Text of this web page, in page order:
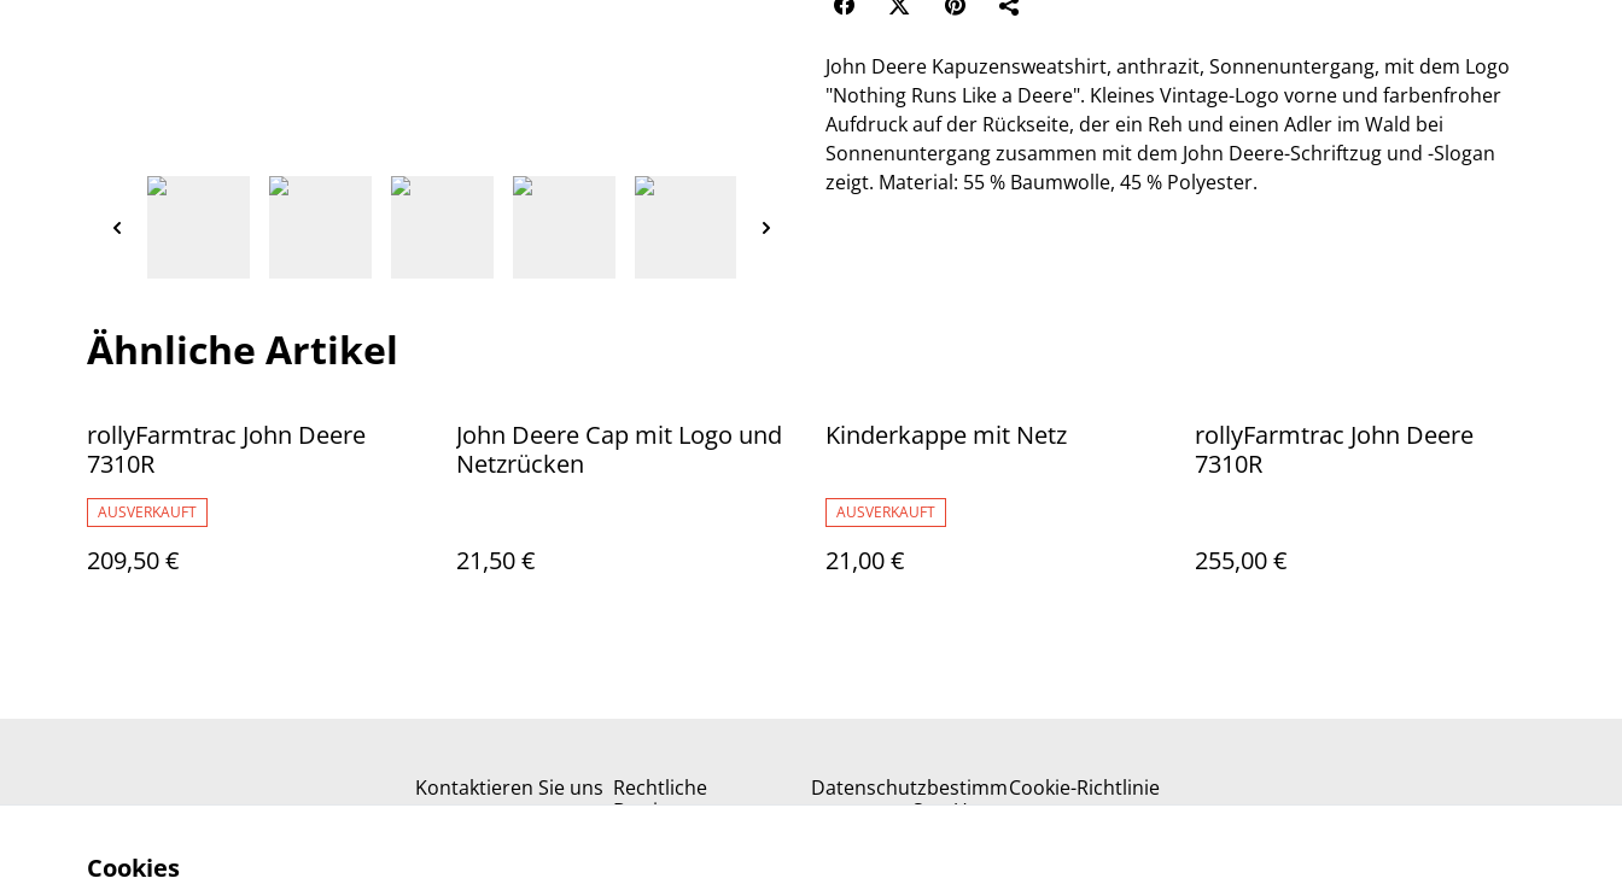
John Deere Kapuzensweatshirt, anthrazit, Sonnenuntergang, mit dem Logo
"Nothing Runs Like a Deere". Kleines Vintage-Logo vorne und farbenfroher
Aufdruck auf der Rückseite, der ein Reh und einen Adler im Wald bei
Sonnenuntergang zusammen mit dem John Deere-Schriftzug und -Slogan
zeigt. Material: 55 % Baumwolle, 45 % Polyester.
Ähnliche Artikel
rollyFarmtrac John Deere
7310R
AUSVERKAUFT
209,50 €
John Deere Cap mit Logo und
Netzrücken
21,50 €
Kinderkappe mit Netz
AUSVERKAUFT
21,00 €
rollyFarmtrac John Deere
7310R
255,00 €
Kontaktieren Sie uns Rechtliche
Bestimmungen
Datenschutzbestimm
ungen von SumUp
Cookie-Richtlinie
Cookies